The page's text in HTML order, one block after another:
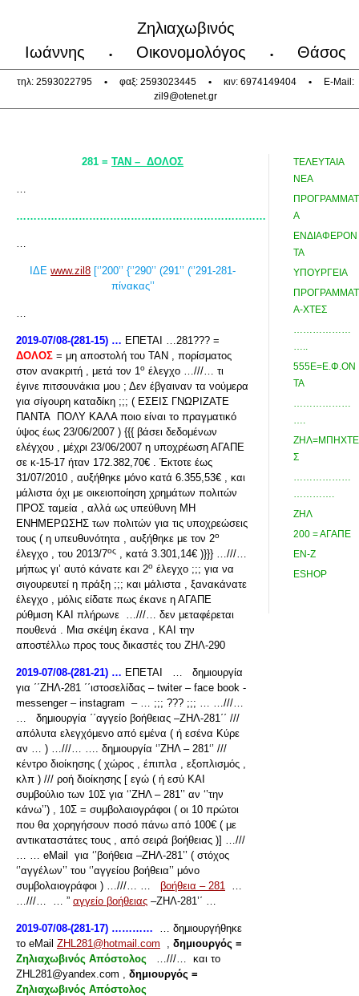
Ζηλιαχωβινός
Ιωάννης
• Οικονομολόγος • Θάσος
τηλ: 2593022795 • φαξ: 2593023445 • κιν: 6974149404 •
E-Mail:
zil9@otenet.gr
281 =ΤΑΝ – ΔΟΛΟΣ
…
………………………………………………………………
…
ΙΔΕwww.zil8 [‘’200’’ {‘’290’’ (291’’ (‘’291-281-
πίνακας’’
…
2019-07/08-(281-15) … ΕΠΕΤΑΙ …281??? =
ΔΟΛΟΣ = μη αποστολή του ΤΑΝ , πορίσματος
στον ανακριτή , μετά τον 1ο έλεγχο …///… τι
έγινε πιτσουνάκια μου ; Δεν έβγαιναν τα νούμερα
για σίγουρη καταδίκη ;;; ( ΕΣΕΙΣ ΓΝΩΡΙΖΑΤΕ
ΠΑΝΤΑ ΠΟΛΥ ΚΑΛΑ ποιο είναι το πραγματικό
ύψος έως 23/06/2007 ) {{{ βάσει δεδομένων
ελέγχου , μέχρι 23/06/2007 η υποχρέωση ΑΓΑΠΕ
σε κ-15-17 ήταν 172.382,70€ . Έκτοτε έως
31/07/2010 , αυξήθηκε μόνο κατά 6.355,53€ , και
μάλιστα όχι με οικειοποίηση χρημάτων πολιτών
ΠΡΟΣ ταμεία , αλλά ως υπεύθυνη ΜΗ
ΕΝΗΜΕΡΩΣΗΣ των πολιτών για τις υποχρεώσεις
τους ( η υπευθυνότητα , αυξήθηκε με τον 2ο
έλεγχο , του 2013/7ος , κατά 3.301,14€ )}}} …///…
μήπως γι’ αυτό κάνατε και 2ο έλεγχο ;;; για να
σιγουρευτεί η πράξη ;;; και μάλιστα , ξανακάνατε
έλεγχο , μόλις είδατε πως έκανε η ΑΓΑΠΕ
ρύθμιση ΚΑΙ πλήρωνε …///… δεν μεταφέρεται
πουθενά . Μια σκέψη έκανα , ΚΑΙ την
αποστέλλω προς τους δικαστές του ΖΗΛ-290
2019-07/08-(281-21) … ΕΠΕΤΑΙ … δημιουργία
για ΄΄ΖΗΛ-281 ΄΄ιστοσελίδας – twiter – face book -
messenger – instagram – … ;;; ??? ;;; … …///…
… δημιουργία ΄΄αγγείο βοήθειας –ΖΗΛ-281΄΄ ///
απόλυτα ελεγχόμενο από εμένα ( ή εσένα Κύρε
αν … ) …///… …. δημιουργία ‘’ΖΗΛ – 281‘’ ///
κέντρο διοίκησης ( χώρος , έπιπλα , εξοπλισμός ,
κλπ ) /// ροή διοίκησης [ εγώ ( ή εσύ ΚΑΙ
συμβούλιο των 10Σ για ‘’ΖΗΛ – 281’’ αν ‘’την
κάνω’’) , 10Σ = συμβολαιογράφοι ( οι 10 πρώτοι
που θα χορηγήσουν ποσό πάνω από 100€ ( με
αντικαταστάτες τους , από σειρά βοήθειας )] …///
… … eMail για ‘’βοήθεια –ΖΗΛ-281’’ ( στόχος
‘’αγγέλων’’ του ‘’αγγείου βοήθεια’’ μόνο
συμβολαιογράφοι ) …///… … βοήθεια – 281 …
…///… … ” αγγείο βοήθειας –ΖΗΛ-281’΄ …
2019-07/08-(281-17) ………… … δημιουργήθηκε
το eMail ZHL281@hotmail.com , δημιουργός =
Ζηλιαχωβινός Απόστολος
…///… και το
ZHL281@yandex.com , δημιουργός =
Ζηλιαχωβινός Απόστολος
ΤΕΛΕΥΤΑΙΑ
ΝΕΑ
ΠΡΟΓΡΑΜΜΑΤ
Α
ΕΝΔΙΑΦΕΡΟΝ
ΤΑ
ΥΠΟΥΡΓΕΙΑ
ΠΡΟΓΡΑΜΜΑΤ
Α-ΧΤΕΣ
………………
…..
555Ε=Ε.Φ.ΟΝ
ΤΑ
………………
….
ΖΗΛ=ΜΠΗΧΤΕ
Σ
………………
………….
ΖΗΛ
200 = ΑΓΑΠΕ
ΕΝ-Ζ
ESHOP